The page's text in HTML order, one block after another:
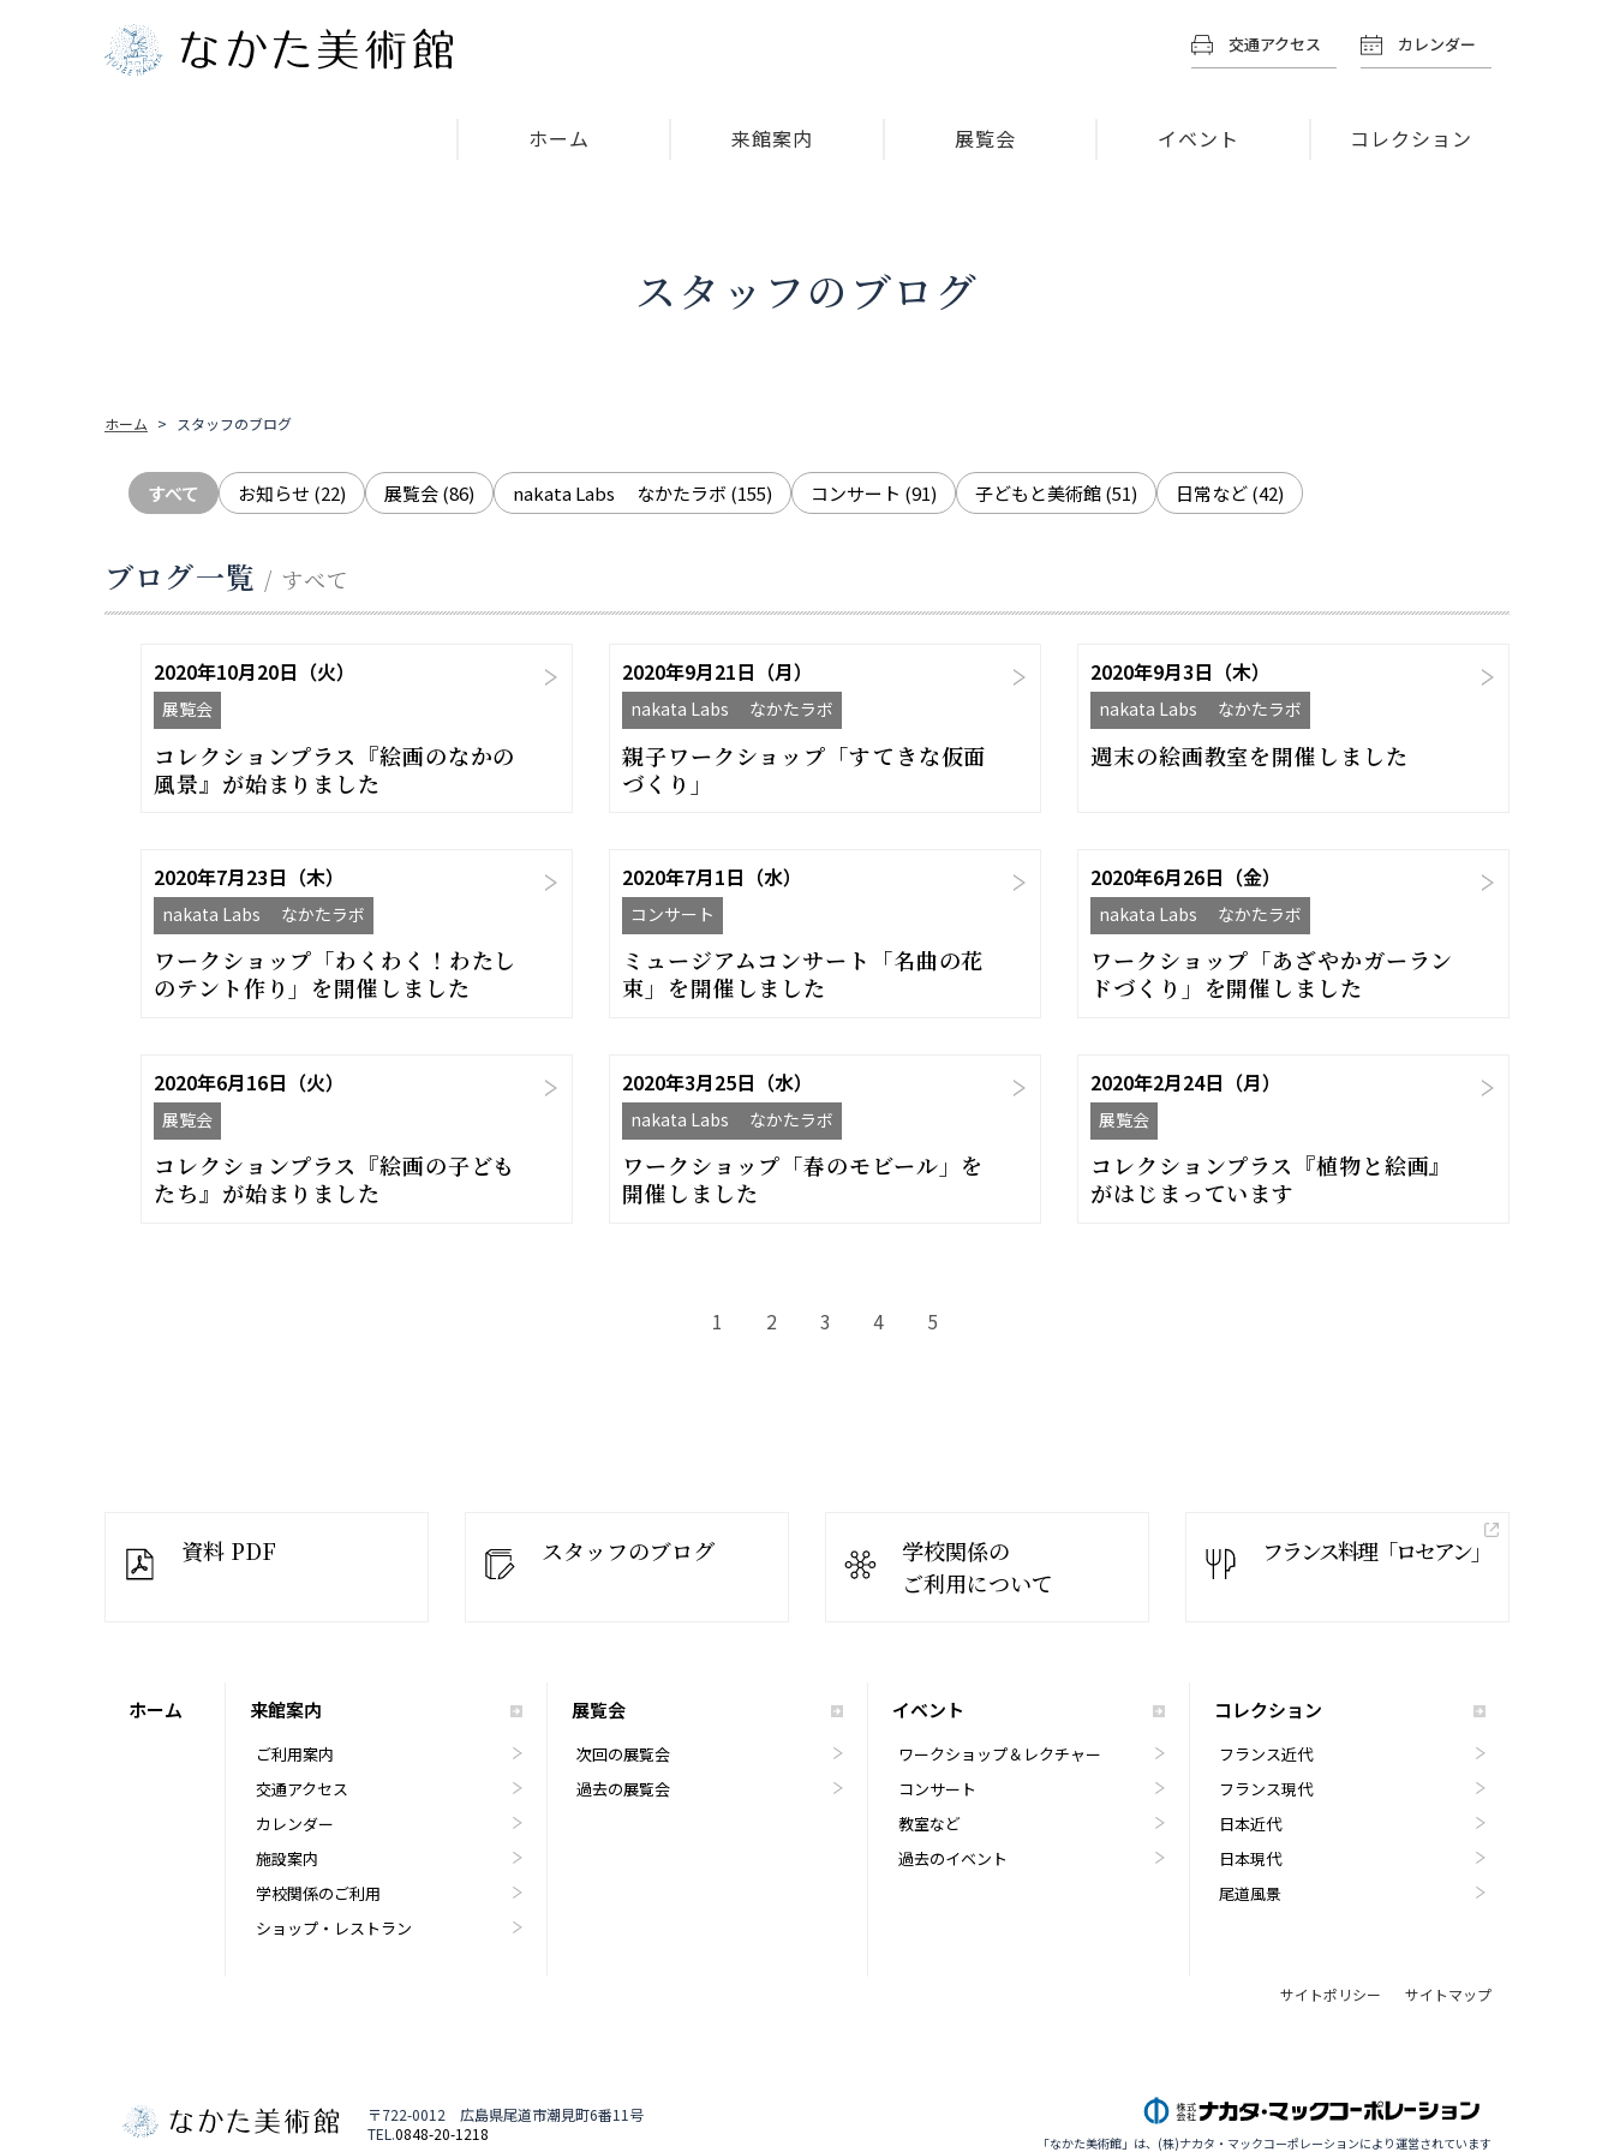
交通アクセス カレンダー
ホーム 来館案内 展覧会 イベント コレクション
スタッフのブログ
ホーム スタッフのブログ
すべて お知らせ (22) 展覧会(86) nakata Labs なかたラボ (155) コンサート (91) 子どもと美術館(51) 日常など(42)
ブログ一覧 / すべて
2020年10月20日（火）
展覧会
コレクションプラス『絵画のなかの
風景』が始まりました
2020年9月21日（月）
nakata Labs なかたラボ
親子ワークショップ「すてきな仮面
づくり」
2020年9月3日（木）
nakata Labs なかたラボ
週末の絵画教室を開催しました
2020年7月23日（木）
nakata Labs なかたラボ
ワークショップ「わくわく！わたし
のテント作り」を開催しました
2020年7月1日（水）
コンサート
ミュージアムコンサート「名曲の花
束」を開催しました
2020年6月26日（金）
nakata Labs なかたラボ
ワークショップ「あざやかガーラン
ドづくり」を開催しました
2020年6月16日（火）
展覧会
コレクションプラス『絵画の子ども
たち』が始まりました
2020年3月25日（水）
nakata Labs なかたラボ
ワークショップ「春のモビール」を
開催しました
2020年2月24日（月）
展覧会
コレクションプラス『植物と絵画』
がはじまっています
1 2 3 4 5
資料 PDF スタッフのブログ
学校関係の
ご利用について
フランス料理「ロセアン」
ホーム 来館案内
ご利用案内
交通アクセス
カレンダー
施設案内
学校関係のご利用
ショップ・レストラン
展覧会
次回の展覧会
過去の展覧会
イベント
ワークショップ＆レクチャー
コンサート
教室など
過去のイベント
コレクション
フランス近代
フランス現代
日本近代
日本現代
尾道風景
サイトポリシー サイトマップ
〒722-0012 広島県尾道市潮見町6番11号
TEL.0848-20-1218 「なかた美術館」は、(株)ナカタ・マックコーポレーションにより運営されています